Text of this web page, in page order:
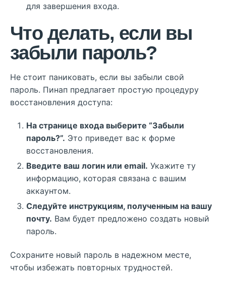
для завершения входа.
Что делать, если вы
забыли пароль?
Не стоит паниковать, если вы забыли свой
пароль. Пинап предлагает простую процедуру
восстановления доступа:
На странице входа выберите “Забыли
пароль?”. Это приведет вас к форме
восстановления.
Введите ваш логин или email. Укажите ту
информацию, которая связана с вашим
аккаунтом.
Следуйте инструкциям, полученным на вашу
почту. Вам будет предложено создать новый
пароль.
Сохраните новый пароль в надежном месте,
чтобы избежать повторных трудностей.